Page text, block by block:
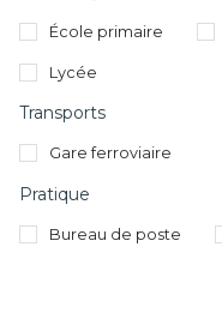
École primaire
Lycée
Transports
Gare ferroviaire
Pratique
Bureau de poste